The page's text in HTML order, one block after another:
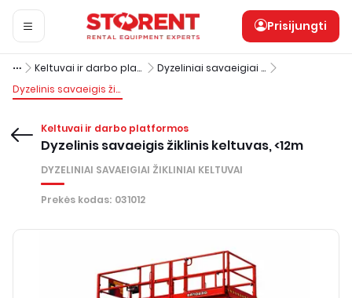
Prisijungti
Keltuvai ir darbo platformos
Dyzeliniai savaeigiai žikliniai keltuvai
Dyzelinis savaeigis žiklinis keltuvas, <12m
Keltuvai ir darbo platformos
Dyzelinis savaeigis žiklinis keltuvas, <12m
DYZELINIAI SAVAEIGIAI ŽIKLINIAI KELTUVAI
Prekės kodas: 031012